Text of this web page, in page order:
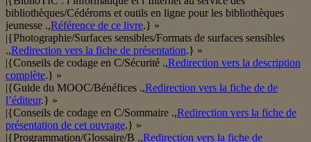
bibliothèques/Cédéroms et outils en ligne pour les bibliothèques
jeunesse .,Référence de ce livre.} »
|{Photographie/Surfaces sensibles/Formats de surfaces sensibles
.,Redirection vers la fiche de présentation.} »
|{Conseils de codage en C/Sécurité .,Redirection vers la description
complète.} »
|{Guide du MOOC/Bénéfices .,Redirection vers la fiche de de
l’éditeur.} »
|{Conseils de codage en C/Sommaire .,Redirection vers la fiche de
présentation de cet ouvrage.} »
|{Programmation/Glossaire/B .,Redirection vers la fiche de